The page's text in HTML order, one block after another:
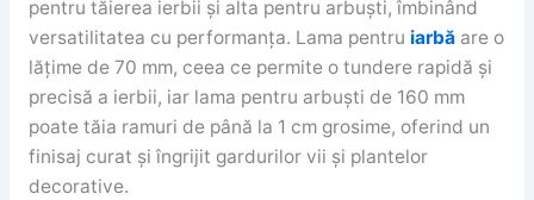
pentru tăierea ierbii și alta pentru arbuști, îmbinând
versatilitatea cu performanța. Lama pentru iarbăare o
lățime de 70 mm, ceea ce permite o tundere rapidă și
precisă a ierbii, iar lama pentru arbuști de 160 mm
poate tăia ramuri de până la 1 cm grosime, oferind un
finisaj curat și îngrijit gardurilor vii și plantelor
decorative.